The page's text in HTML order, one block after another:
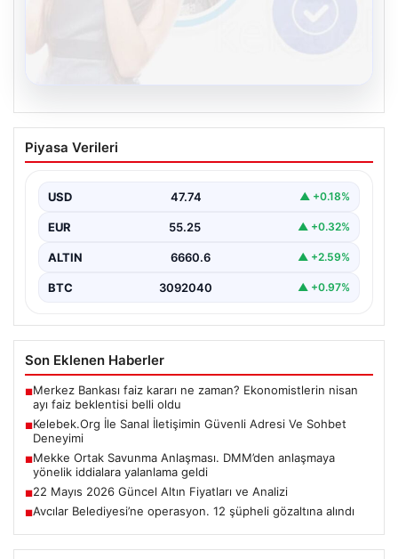
Kelebek.Org İle Sanal İletişimin Güvenli
Adresi Ve Sohbet Deneyimi
kurması kritik bir değer ifade etmektedir. Halen…
Piyasa Verileri
USD 47.74 ▲ +0.18%
EUR 55.25 ▲ +0.32%
ALTIN 6660.6 ▲ +2.59%
BTC 3092040 ▲ +0.97%
Son Eklenen Haberler
■Merkez Bankası faiz kararı ne zaman? Ekonomistlerin nisan
ayı faiz beklentisi belli oldu
■Kelebek.Org İle Sanal İletişimin Güvenli Adresi Ve Sohbet
Deneyimi
■Mekke Ortak Savunma Anlaşması. DMM’den anlaşmaya
yönelik iddialara yalanlama geldi
■22 Mayıs 2026 Güncel Altın Fiyatları ve Analizi
■Avcılar Belediyesi’ne operasyon. 12 şüpheli gözaltına alındı